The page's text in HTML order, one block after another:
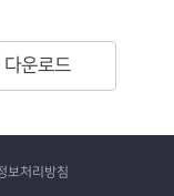
운로드
보처리방침